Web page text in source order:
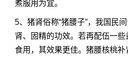
煮服用为宜。
5、猪肾俗称“猪腰子”，我国民
肾、固精的功效。若再配伍一
食用，其效果更佳。猪腰核桃